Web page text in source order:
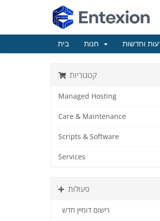
בית וחדשות
קטגוריות
Managed Hosting
Care & Maintenance
Scripts & Software
Services
פעולות
רישום דומיין חדש